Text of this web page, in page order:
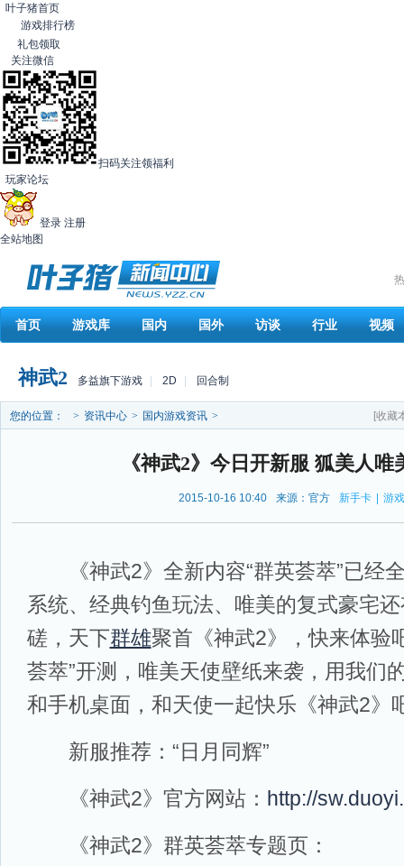
叶子猪首页
游戏排行榜
礼包领取
关注微信
扫码关注领福利
玩家论坛
登录 注册
全站地图
首页 游戏库 国内 国外 访谈 行业 视频
神武2 多益旗下游戏 2D 回合制
您的位置： > 资讯中心 > 国内游戏资讯 > [收藏
《神武2》今日开新服 狐美人唯
2015-10-16 10:40 来源：官方 新手卡 游
《神武2》全新内容“群英荟萃”已经
系统、经典钓鱼玩法、唯美的复式豪宅
磋，天下群雄聚首《神武2》，快来体验
荟萃”开测，唯美天使壁纸来袭，用我们
和手机桌面，和天使一起快乐《神武2》
新服推荐：“日月同辉”
《神武2》官方网站： http://
《神武2》群英荟萃专题页：